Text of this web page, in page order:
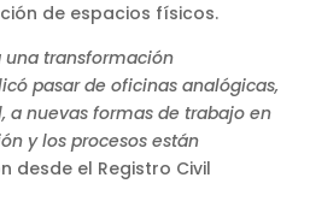
de espacios físicos.
una transformación
pasar de oficinas analógicas,
a nuevas formas de trabajo en
y los procesos están
desde el Registro Civil